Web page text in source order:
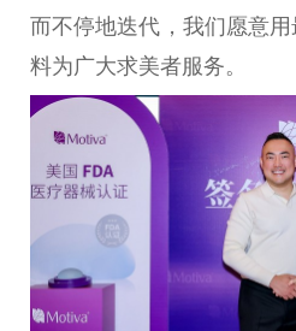
而不停地迭代，我们愿意
料为广大求美者服务。